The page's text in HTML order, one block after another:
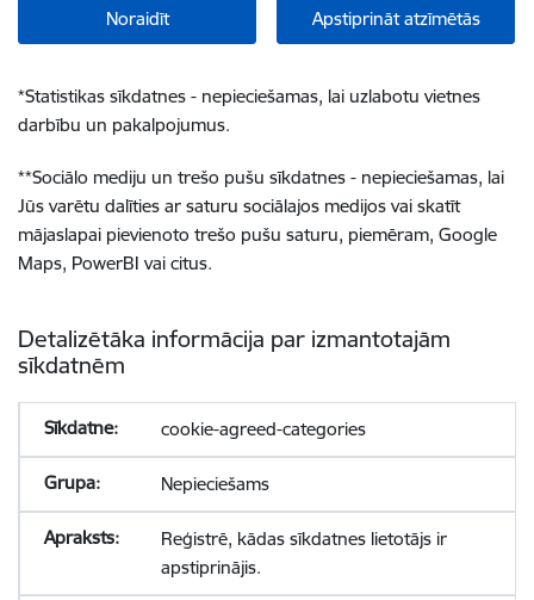
Noraidīt Apstiprināt atzīmētās
*Statistikas sīkdatnes - nepieciešamas, lai uzlabotu vietnes
darbību un pakalpojumus.
**Sociālo mediju un trešo pušu sīkdatnes - nepieciešamas, lai
Jūs varētu dalīties ar saturu sociālajos medijos vai skatīt
mājaslapai pievienoto trešo pušu saturu, piemēram, Google
Maps, PowerBI vai citus.
Detalizētāka informācija par izmantotajām
sīkdatnēm
cookie-agreed-categories
Nepieciešams
Reģistrē, kādas sīkdatnes lietotājs ir
apstiprinājis.